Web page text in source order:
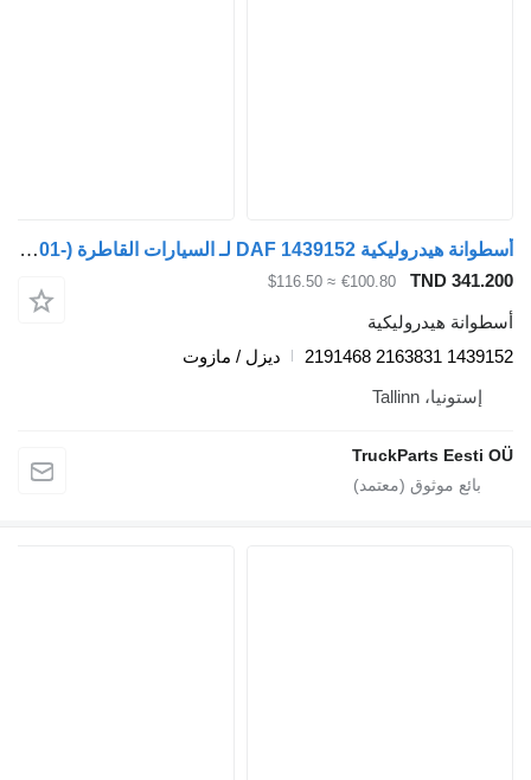
أسطوانة هيدروليكية DAF 1439152 لـ السيارات القاطرة DAF LF45, LF55, LF180, CF65, CF75, CF85 (2001-)
TND
€100.80
≈ $116.50
هيدروليكية
1439152 2163831
ديزل / مازوت
إستونيا، Tallinn
TruckParts Eesti